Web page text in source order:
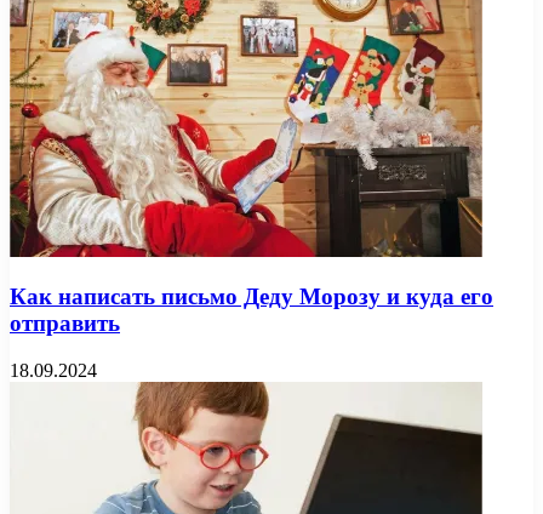
Как написать письмо Деду Морозу и куда его
отправить
18.09.2024